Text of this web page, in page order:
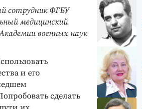
сотрудник ФГБУ
медицинский
военных наук
и его
сделать